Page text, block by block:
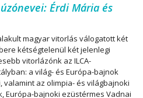
Érdi Mária és
magyar vitorlás válogatott két
kétségtelenül két jelenlegi
vitorlázónk az ILCA-
a világ- és Európa-bajnok
valamint az olimpia- és világbajnoki
Európa-bajnoki ezüstérmes Vadnai